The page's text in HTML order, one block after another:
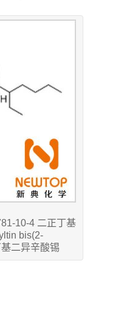
10-4 二正丁基
bis(2-
二异辛酸锡